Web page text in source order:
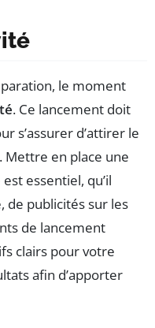
le moment
. Ce lancement doit
s’assurer d’attirer le
en place une
essentiel, qu’il
de publicités sur les
de lancement
clairs pour votre
afin d’apporter